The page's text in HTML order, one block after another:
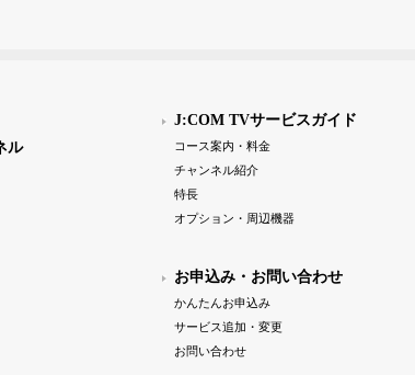
ル
J:COM TVサービスガイド
コース案内・料金
チャンネル紹介
特長
オプション・周辺機器
お申込み・お問い合わせ
かんたんお申込み
サービス追加・変更
お問い合わせ